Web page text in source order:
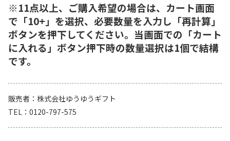
※11点以上、ご購入希望の場合は、カート画面
で「10+」を選択、必要数量を入力し「再計算」
ボタンを押下してください。当画面での「カート
に入れる」ボタン押下時の数量選択は1個で結構
です。
販売者
株式会社ゆうゆうギフト
TEL
0120-797-575